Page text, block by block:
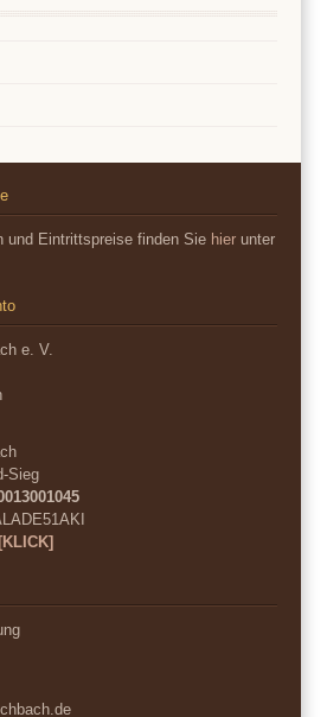
und Eintrittspreise finden Sie hier unter
e. V.
Sieg